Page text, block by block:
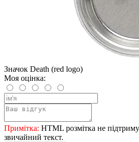
Значок Death (red logo)
Моя оцінка:
Примітка: HTML розмітка не
звичайний текст.